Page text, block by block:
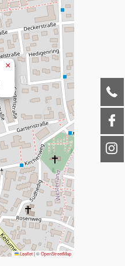
×
Leaflet|©OpenStreetMap